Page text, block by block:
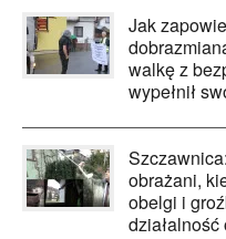
Jak
walkę z
wypełnił
obrażani,
obelgi i